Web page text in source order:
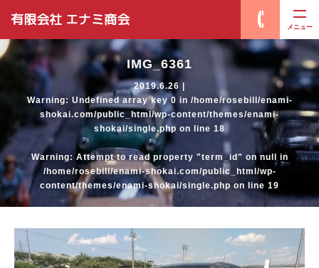
有限会社 エナミ商会 メニュー
IMG_6361
2019.6.26 |
Warning: Undefined array key 0 in /home/rosebill/enami-
shokai.com/public_html/wp-content/themes/enami-
shokai/single.php on line 18
Warning: Attempt to read property "term_id" on null in
/home/rosebill/enami-shokai.com/public_html/wp-
content/themes/enami-shokai/single.php on line 19